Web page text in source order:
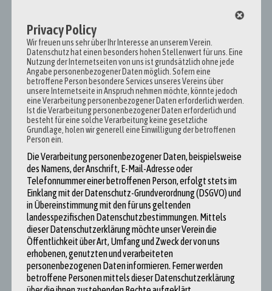
Informationsaustausch
Der stetige Austausch an Informationen funktioniert in unserer digital
vernetzten Welt fast
reibungslos über das Internet. Man kann innerhalb von Sekunden
Nachrichten über die
ganze Welt verbreiten und immer mehr Menschen haben Zugang zum
World Wide Web. In
China gibt es jedoch ein ganz eigenes Netz, überprüft und zensiert von
der Regierung.
Westliche Nachrichten werden nur kontrolliert durchgelassen und
kaum einer traut sich
seine Meinung so preiszugeben, wie wir es gewohnt sind. Deshalb
haben Korrespondenten
dort teure VPN’s damit sie überhaupt ordentlich arbeiten und
recherchieren können. (vgl.
WirtschaftsWoche 2014: o. S.)
Einschüchterung
Privacy Policy
Wir freuen uns sehr über Ihr Interesse an unserem Verein.
Datenschutz hat einen besonders hohen Stellenwert für uns. Eine
Nutzung der Internetseiten von uns ist grundsätzlich ohne jede
Angabe personenbezogener Daten möglich. Sofern eine
betroffene Person besondere Services unseres Vereins über
unsere Internetseite in Anspruch nehmen möchte, könnte jedoch
eine Verarbeitung personenbezogener Daten erforderlich werden.
Ist die Verarbeitung personenbezogener Daten erforderlich und
besteht für eine solche Verarbeitung keine gesetzliche
Grundlage, holen wir generell eine Einwilligung der betroffenen
Person ein.
Die Verarbeitung personenbezogener Daten, beispielsweise
des Namens, der Anschrift, E-Mail-Adresse oder
Telefonnummer einer betroffenen Person, erfolgt stets im
Einklang mit der Datenschutz-Grundverordnung (DSGVO) und
in Übereinstimmung mit den für uns geltenden
landesspezifischen Datenschutzbestimmungen. Mittels
dieser Datenschutzerklärung möchte unser Verein die
Öffentlichkeit über Art, Umfang und Zweck der von uns
erhobenen, genutzten und verarbeiteten
personenbezogenen Daten informieren. Ferner werden
betroffene Personen mittels dieser Datenschutzerklärung